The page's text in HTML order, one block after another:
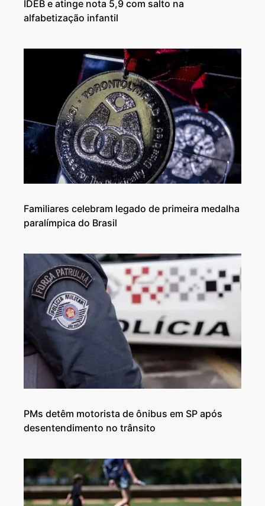
IDEB e atinge nota 5,9 com salto na
alfabetização infantil
Familiares celebram legado de primeira medalha
paralímpica do Brasil
PMs detêm motorista de ônibus em SP após
desentendimento no trânsito